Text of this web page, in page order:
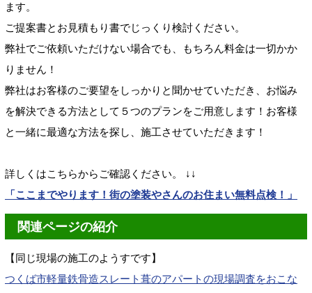
ます。
ご提案書とお見積もり書でじっくり検討ください。
弊社でご依頼いただけない場合でも、もちろん料金は一切かか
りません！
弊社はお客様のご要望をしっかりと聞かせていただき、お悩み
を解決できる方法として５つのプランをご用意します！お客様
と一緒に最適な方法を探し、施工させていただきます！
詳しくはこちらからご確認ください。 ↓↓
「ここまでやります！街の塗装やさんのお住まい無料点検！」
関連ページの紹介
【同じ現場の施工のようすです】
つくば市軽量鉄骨造スレート葺のアパートの現場調査をおこな